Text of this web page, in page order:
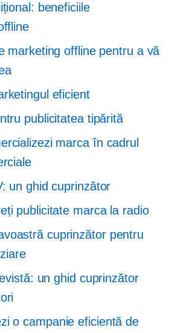
beneficiile
marketing offline pentru a vă
eficient
publicitatea tipărită
marca în cadrul
un ghid cuprinzător
publicitate marca la radio
cuprinzător pentru
un ghid cuprinzător
o campanie eficientă de